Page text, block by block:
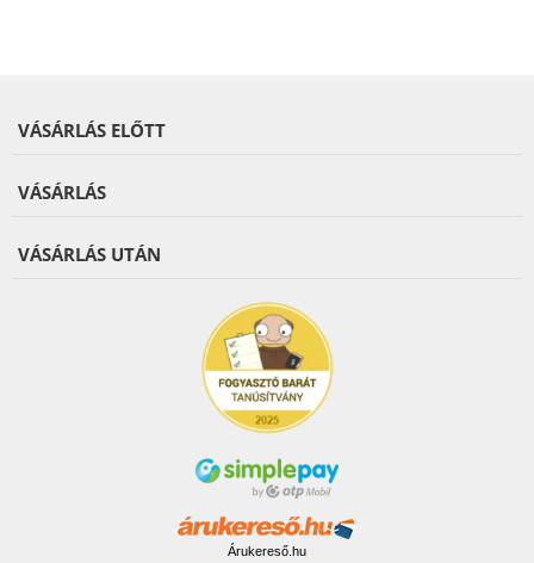
VÁSÁRLÁS ELŐTT
VÁSÁRLÁS
VÁSÁRLÁS UTÁN
Árukereső.hu